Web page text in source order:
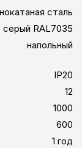
сталь
серый RAL7035
напольный
IP20
12
1000
600
1 год